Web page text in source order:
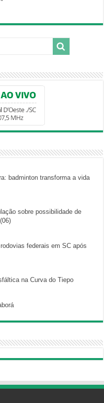
badminton transforma a vida
sobre possibilidade de
federais em SC após
na Curva do Tiepo